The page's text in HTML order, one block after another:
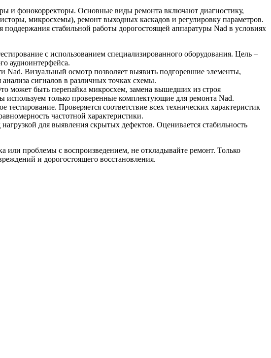
и фонокорректоры. Основные виды ремонта включают диагностику,
микросхемы), ремонт выходных каскадов и регулировку параметров.
стабильной работы дорогостоящей аппаратуры Nad в условиях
с использованием специализированного оборудования. Цель –
аудиоинтерфейса.
Nad. Визуальный осмотр позволяет выявить подгоревшие элементы,
сигналов в различных точках схемы.
может быть перепайка микросхем, замена вышедших из строя
только проверенные комплектующие для ремонта Nad.
Проверяется соответствие всех технических характеристик
частотной характеристики.
для выявления скрытых дефектов. Оценивается стабильность
или проблемы с воспроизведением, не откладывайте ремонт. Только
и дорогостоящего восстановления.